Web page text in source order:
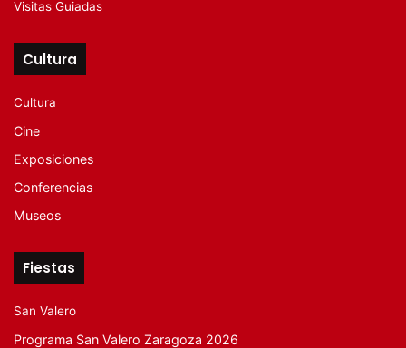
Visitas Guiadas
Cultura
Cultura
Cine
Exposiciones
Conferencias
Museos
Fiestas
San Valero
Programa San Valero Zaragoza 2026